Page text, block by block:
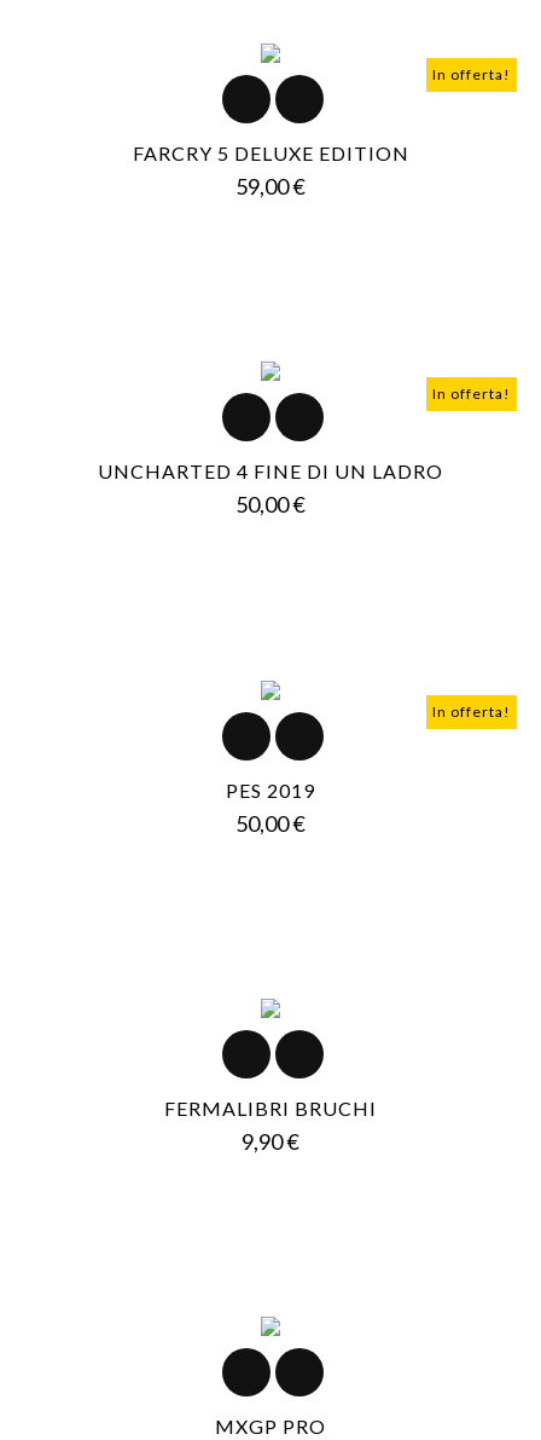
In offerta!
FARCRY 5 DELUXE EDITION
59,00 €Prezzo
In offerta!
UNCHARTED 4 FINE DI UN LADRO
50,00 €Prezzo
In offerta!
PES 2019
50,00 €Prezzo
FERMALIBRI BRUCHI
9,90 €Prezzo
MXGP PRO